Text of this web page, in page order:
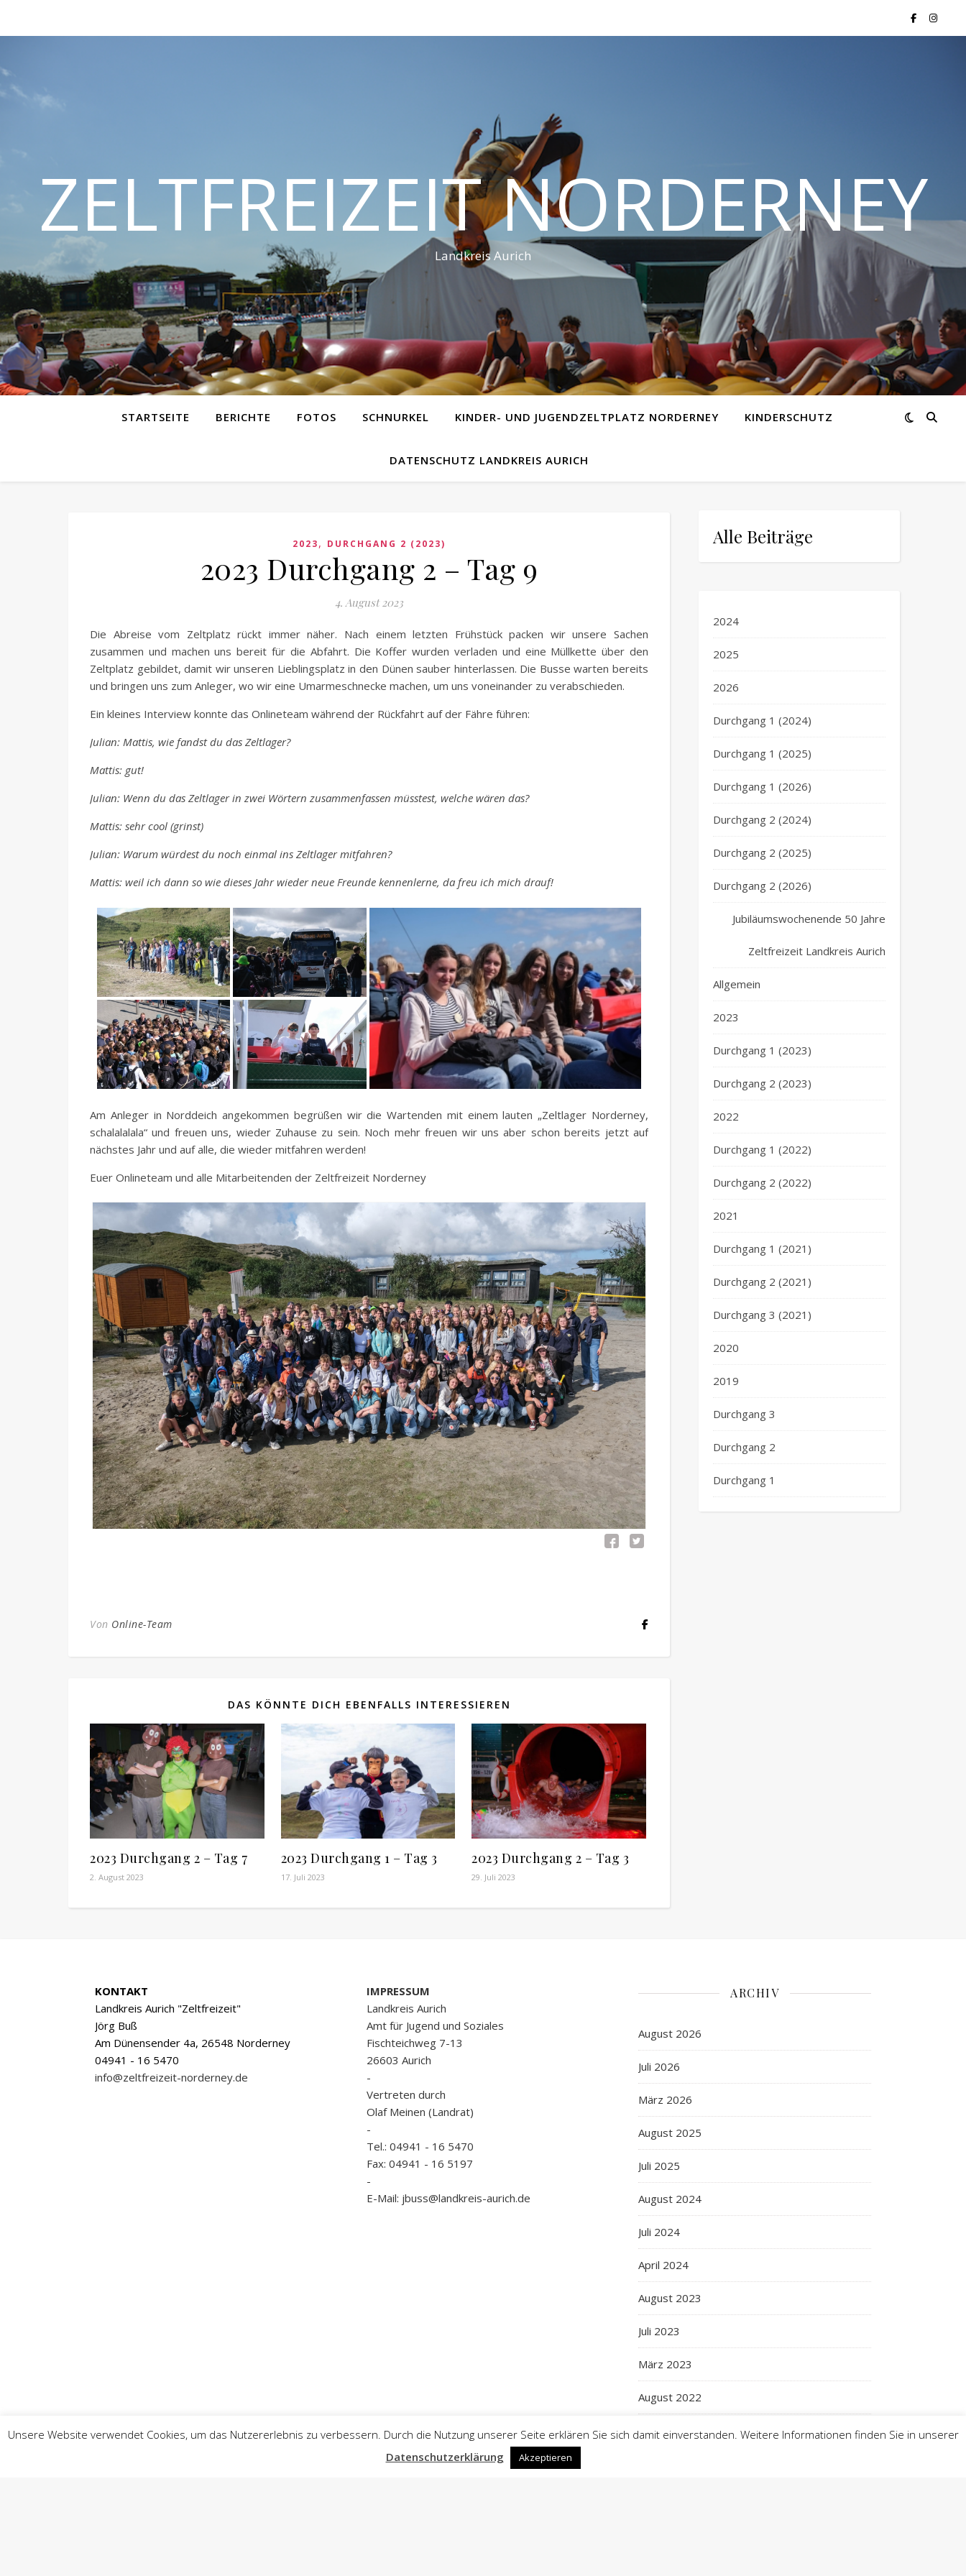
ZELTFREIZEIT NORDERNEY
Landkreis Aurich
STARTSEITE BERICHTE FOTOS SCHNURKEL KINDER- UND JUGENDZELTPLATZ NORDERNEY KINDERSCHUTZ
DATENSCHUTZ LANDKREIS AURICH
2023, DURCHGANG 2 (2023)
2023 Durchgang 2 – Tag 9
4. August 2023
Die Abreise vom Zeltplatz rückt immer näher. Nach einem letzten Frühstück packen wir unsere Sachen
zusammen und machen uns bereit für die Abfahrt. Die Koffer wurden verladen und eine Müllkette über den
Zeltplatz gebildet, damit wir unseren Lieblingsplatz in den Dünen sauber hinterlassen. Die Busse warten bereits
und bringen uns zum Anleger, wo wir eine Umarmeschnecke machen, um uns voneinander zu verabschieden.
Ein kleines Interview konnte das Onlineteam während der Rückfahrt auf der Fähre führen:
Julian: Mattis, wie fandst du das Zeltlager?
Mattis: gut!
Julian: Wenn du das Zeltlager in zwei Wörtern zusammenfassen müsstest, welche wären das?
Mattis: sehr cool (grinst)
Julian: Warum würdest du noch einmal ins Zeltlager mitfahren?
Mattis: weil ich dann so wie dieses Jahr wieder neue Freunde kennenlerne, da freu ich mich drauf!
Am Anleger in Norddeich angekommen begrüßen wir die Wartenden mit einem lauten „Zeltlager Norderney,
schalalalala“ und freuen uns, wieder Zuhause zu sein. Noch mehr freuen wir uns aber schon bereits jetzt auf
nächstes Jahr und auf alle, die wieder mitfahren werden!
Euer Onlineteam und alle Mitarbeitenden der Zeltfreizeit Norderney
Von Online-Team
DAS KÖNNTE DICH EBENFALLS INTERESSIEREN
2023 Durchgang 2 – Tag 7
2. August 2023
2023 Durchgang 1 – Tag 3
17. Juli 2023
2023 Durchgang 2 – Tag 3
29. Juli 2023
Alle Beiträge
2024
2025
2026
Durchgang 1 (2024)
Durchgang 1 (2025)
Durchgang 1 (2026)
Durchgang 2 (2024)
Durchgang 2 (2025)
Durchgang 2 (2026)
Jubiläumswochenende 50 Jahre
Zeltfreizeit Landkreis Aurich
Allgemein
2023
Durchgang 1 (2023)
Durchgang 2 (2023)
2022
Durchgang 1 (2022)
Durchgang 2 (2022)
2021
Durchgang 1 (2021)
Durchgang 2 (2021)
Durchgang 3 (2021)
2020
2019
Durchgang 3
Durchgang 2
Durchgang 1
KONTAKT
Landkreis Aurich "Zeltfreizeit"
Jörg Buß
Am Dünensender 4a, 26548 Norderney
04941 - 16 5470
info@zeltfreizeit-norderney.de
IMPRESSUM
Landkreis Aurich
Amt für Jugend und Soziales
Fischteichweg 7-13
26603 Aurich
-
Vertreten durch
Olaf Meinen (Landrat)
-
Tel.: 04941 - 16 5470
Fax: 04941 - 16 5197
-
E-Mail: jbuss@landkreis-aurich.de
ARCHIV
August 2026
Juli 2026
März 2026
August 2025
Juli 2025
August 2024
Juli 2024
April 2024
August 2023
Juli 2023
März 2023
August 2022
Juli 2022
Unsere Website verwendet Cookies, um das Nutzererlebnis zu verbessern. Durch die Nutzung unserer Seite erklären Sie sich damit einverstanden. Weitere Informationen finden Sie in unserer
Datenschutzerklärung
Akzeptieren